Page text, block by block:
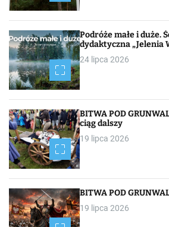
a
c
j
a
p
o
w
p
i
s
Podróże małe i duże.
dydaktyczna „Jelenia
24 lipca 2026
BITWA POD
ciąg dalszy
19 lipca 2026
BITWA POD
19 lipca 2026